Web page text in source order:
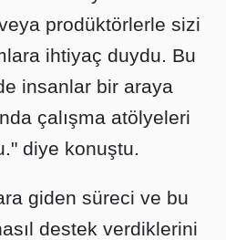
prodüktörlerle sizi
ihtiyaç duydu. Bu
insanlar bir araya
çalışma atölyeleri
diye konuştu.
giden süreci ve bu
destek verdiklerini